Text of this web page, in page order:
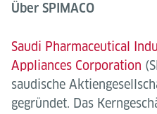
Über SPIMACO
Saudi Pharmaceutical
Appliances Corporation
saudische
gegründet. Das